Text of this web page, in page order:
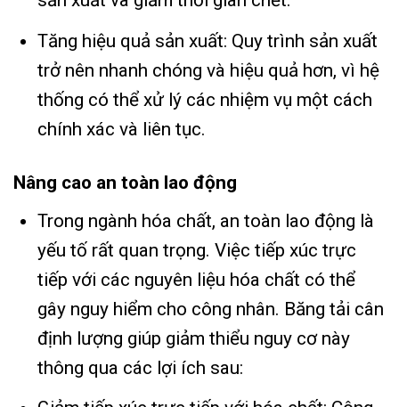
Tăng hiệu quả sản xuất: Quy trình sản xuất
trở nên nhanh chóng và hiệu quả hơn, vì hệ
thống có thể xử lý các nhiệm vụ một cách
chính xác và liên tục.
Nâng cao an toàn lao động
Trong ngành hóa chất, an toàn lao động là
yếu tố rất quan trọng. Việc tiếp xúc trực
tiếp với các nguyên liệu hóa chất có thể
gây nguy hiểm cho công nhân. Băng tải cân
định lượng giúp giảm thiểu nguy cơ này
thông qua các lợi ích sau: